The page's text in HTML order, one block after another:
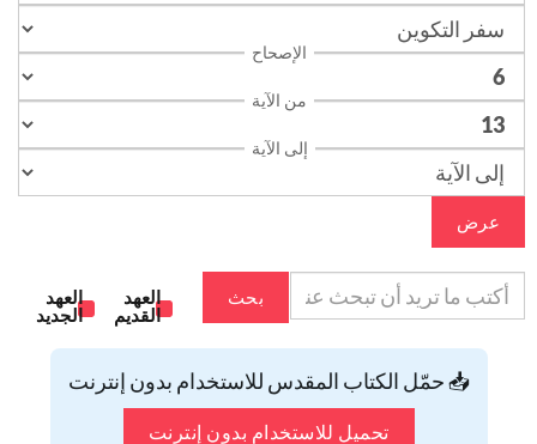
الإصحاح
من الآية
إلى الآية
عرض
بحث
العهد
القديم
العهد
الجديد
📥 حمّل الكتاب المقدس للاستخدام بدون إنترنت
تحميل للاستخدام بدون إنترنت